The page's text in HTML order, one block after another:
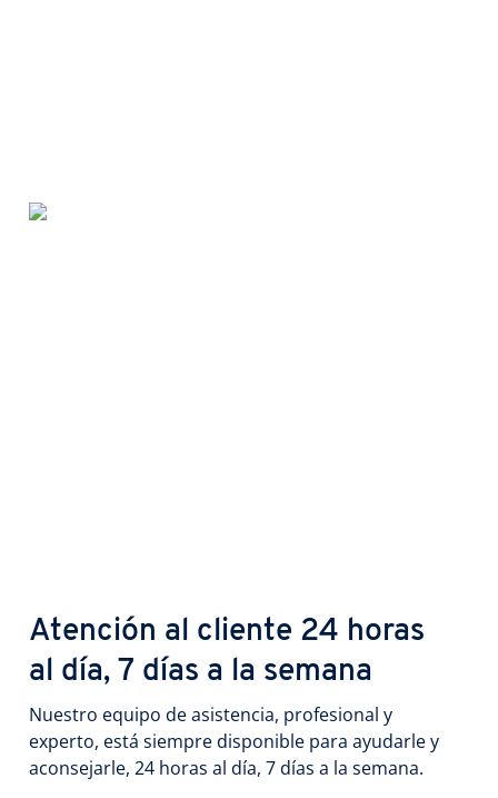
Atención al cliente 24 horas
al día, 7 días a la semana
Nuestro equipo de asistencia, profesional y
experto, está siempre disponible para ayudarle y
aconsejarle, 24 horas al día, 7 días a la semana.